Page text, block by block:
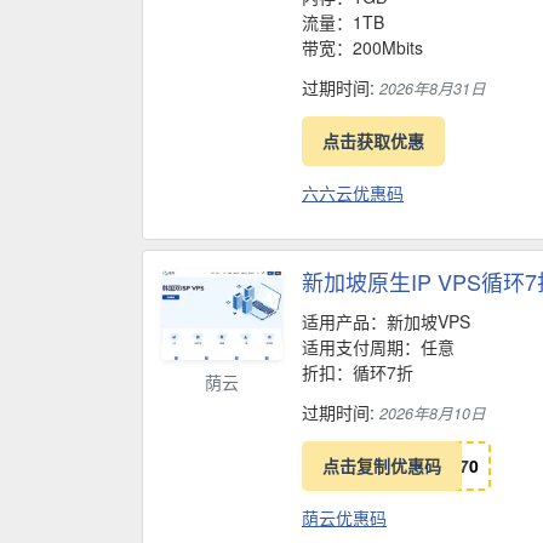
流量：1TB
带宽：200Mbits
过期时间: 2026年8月31日
点击获取优惠
六六云优惠码
荫云
新加坡原生IP VPS循环
适用产品：新加坡VPS
适用支付周期：任意
折扣：循环7折
过期时间: 2026年8月10日
点击复制优惠码 70
荫云优惠码